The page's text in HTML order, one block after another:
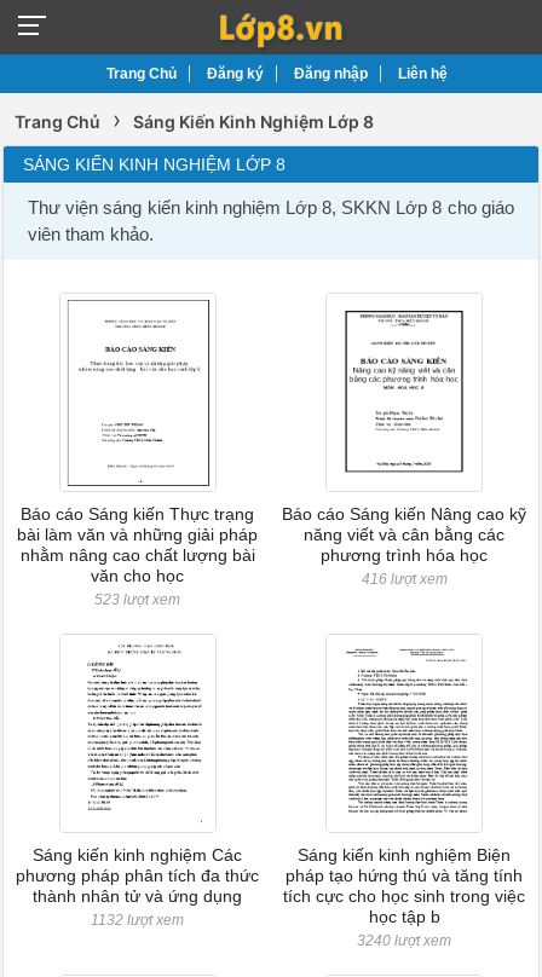
Trang Chủ Đăng ký Đăng nhập Liên hệ
Trang Chủ › Sáng Kiến Kinh Nghiệm Lớp 8
SÁNG KIẾN KINH NGHIỆM LỚP 8
Thư viện sáng kiến kinh nghiệm Lớp 8, SKKN Lớp 8 cho giáo
viên tham khảo.
Báo cáo Sáng kiến Thực trạng
bài làm văn và những giải pháp
nhằm nâng cao chất lượng bài
văn cho học
523 lượt xem
Báo cáo Sáng kiến Nâng cao kỹ
năng viết và cân bằng các
phương trình hóa học
416 lượt xem
Sáng kiến kinh nghiệm Các
phương pháp phân tích đa thức
thành nhân tử và ứng dụng
1132 lượt xem
Sáng kiến kinh nghiệm Biện
pháp tạo hứng thú và tăng tính
tích cực cho học sinh trong việc
học tập b
3240 lượt xem